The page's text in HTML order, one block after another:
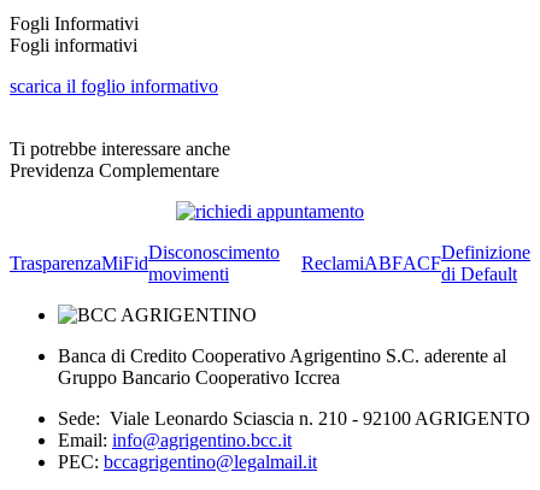
Fogli Informativi
Fogli informativi
scarica il foglio informativo
Ti potrebbe interessare anche
Previdenza Complementare
TrasparenzaMiFid
Disconoscimento
movimenti
ReclamiABFACF
Definizione
di Default
Banca di Credito Cooperativo Agrigentino S.C. aderente al
Gruppo Bancario Cooperativo Iccrea
Sede: Viale Leonardo Sciascia n. 210 - 92100 AGRIGENTO
Email: info@agrigentino.bcc.it
PEC: bccagrigentino@legalmail.it